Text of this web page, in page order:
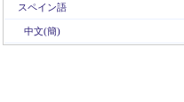
スペイン語
中文(簡)